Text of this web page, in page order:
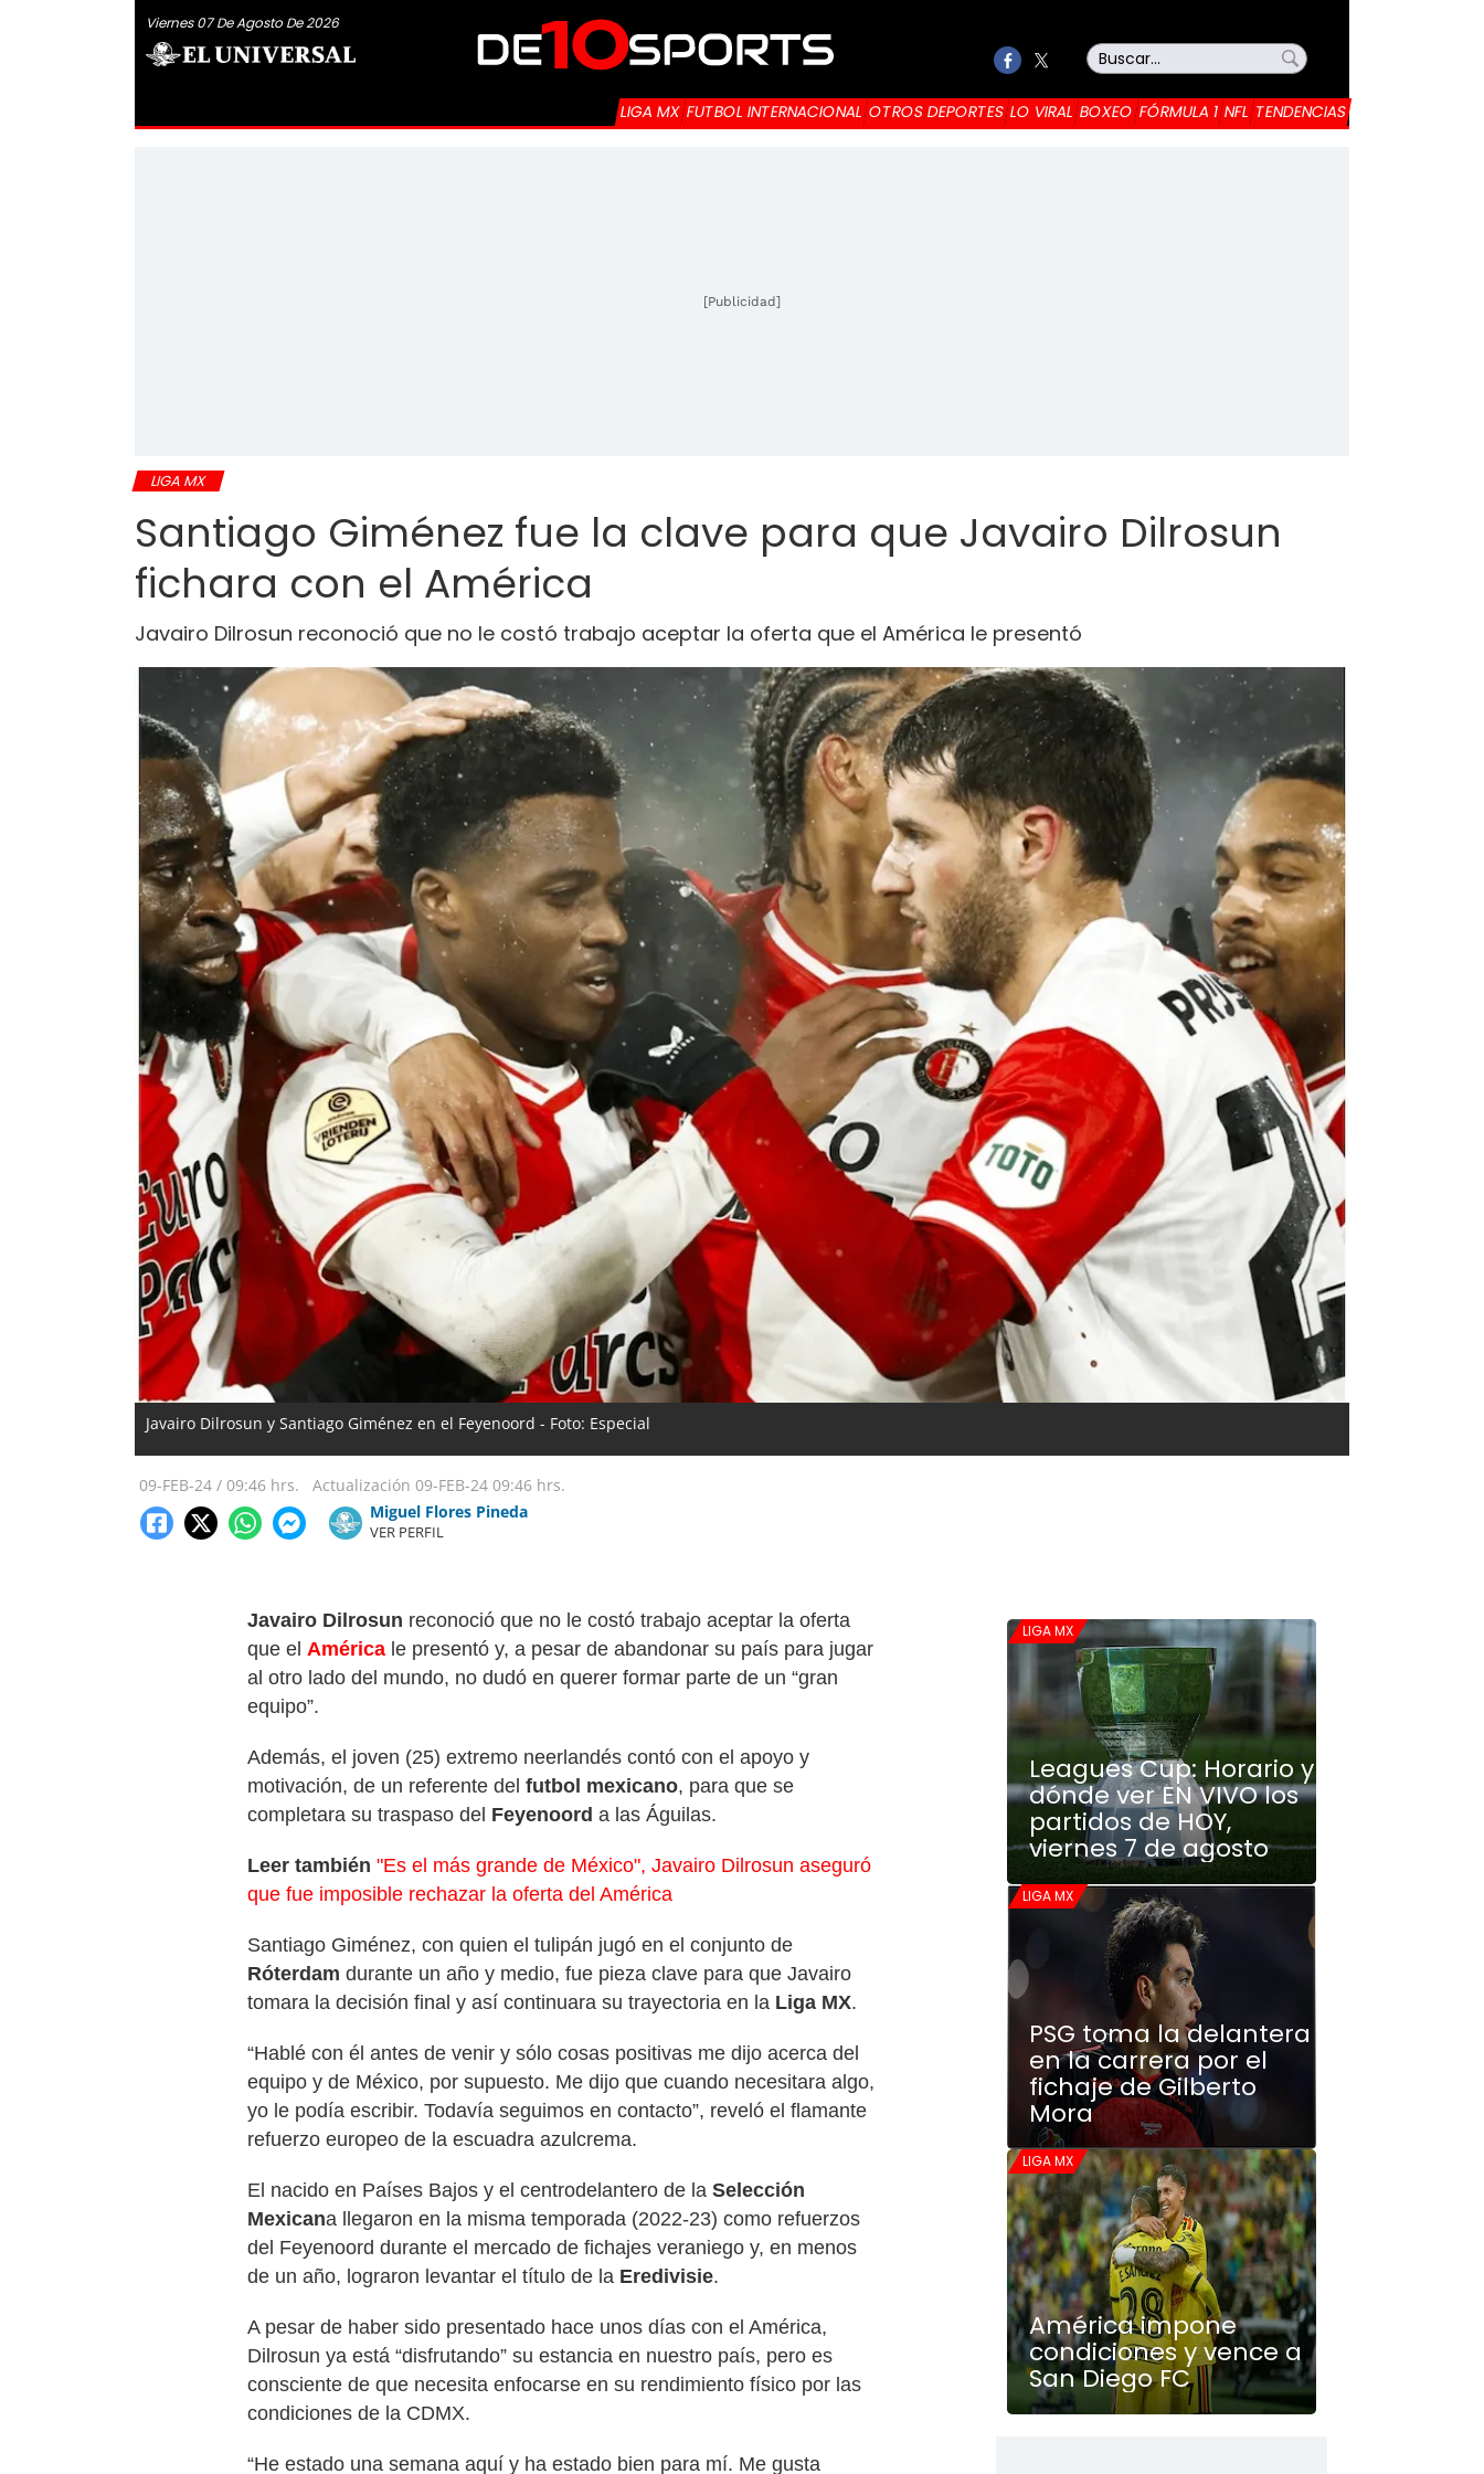
Viernes 07 De Agosto De 2026
LIGA MX FUTBOL INTERNACIONAL OTROS DEPORTES LO VIRAL BOXEO FÓRMULA 1 NFL TENDENCIAS
[Publicidad]
LIGA MX
Santiago Giménez fue la clave para que Javairo Dilrosun
fichara con el América
Javairo Dilrosun reconoció que no le costó trabajo aceptar la oferta que el América le presentó
Javairo Dilrosun y Santiago Giménez en el Feyenoord - Foto: Especial
09-FEB-24 / 09:46 hrs. Actualización 09-FEB-24 09:46 hrs.
Miguel Flores Pineda
VER PERFIL
Javairo Dilrosun reconoció que no le costó trabajo aceptar la oferta
que el América le presentó y, a pesar de abandonar su país para jugar
al otro lado del mundo, no dudó en querer formar parte de un “gran
equipo”.
Además, el joven (25) extremo neerlandés contó con el apoyo y
motivación, de un referente del futbol mexicano, para que se
completara su traspaso del Feyenoord a las Águilas.
Leer también "Es el más grande de México", Javairo Dilrosun aseguró
que fue imposible rechazar la oferta del América
Santiago Giménez, con quien el tulipán jugó en el conjunto de
Róterdam durante un año y medio, fue pieza clave para que Javairo
tomara la decisión final y así continuara su trayectoria en la Liga MX.
“Hablé con él antes de venir y sólo cosas positivas me dijo acerca del
equipo y de México, por supuesto. Me dijo que cuando necesitara algo,
yo le podía escribir. Todavía seguimos en contacto”, reveló el flamante
refuerzo europeo de la escuadra azulcrema.
El nacido en Países Bajos y el centrodelantero de la Selección
Mexicana llegaron en la misma temporada (2022-23) como refuerzos
del Feyenoord durante el mercado de fichajes veraniego y, en menos
de un año, lograron levantar el título de la Eredivisie.
A pesar de haber sido presentado hace unos días con el América,
Dilrosun ya está “disfrutando” su estancia en nuestro país, pero es
consciente de que necesita enfocarse en su rendimiento físico por las
condiciones de la CDMX.
“He estado una semana aquí y ha estado bien para mí. Me gusta
LIGA MX
Leagues Cup: Horario y
dónde ver EN VIVO los
partidos de HOY,
viernes 7 de agosto
LIGA MX
PSG toma la delantera
en la carrera por el
fichaje de Gilberto
Mora
LIGA MX
América impone
condiciones y vence a
San Diego FC